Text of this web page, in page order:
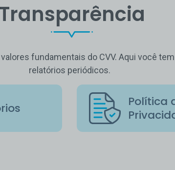
Transparência
fundamentais do CVV. Aqui você
relatórios periódicos.
Política